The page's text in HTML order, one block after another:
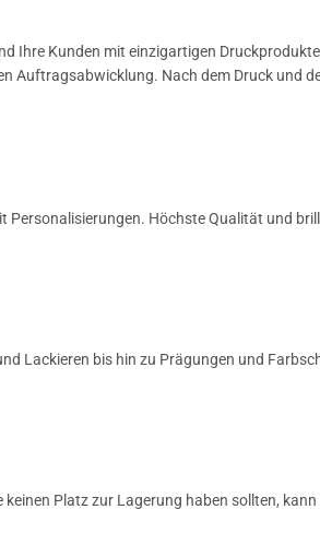
Ihre Kunden mit einzigartigen
Auftragsabwicklung. Nach dem Druck und
Höchste Qualität und
Lackieren bis hin zu Prägungen und
Platz zur Lagerung haben sollten,